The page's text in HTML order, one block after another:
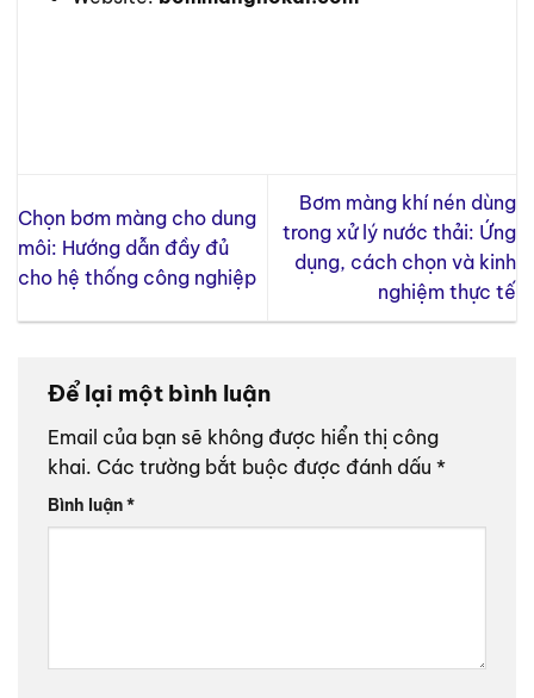
Chọn bơm màng cho dung
môi: Hướng dẫn đầy đủ
cho hệ thống công nghiệp
Bơm màng khí nén dùng
trong xử lý nước thải: Ứng
dụng, cách chọn và kinh
nghiệm thực tế
Để lại một bình luận
Email của bạn sẽ không được hiển thị công
khai. Các trường bắt buộc được đánh dấu *
Bình luận*